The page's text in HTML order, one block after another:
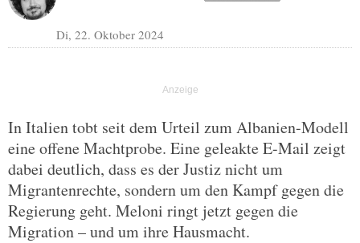
Di, 22. Oktober 2024
In Italien tobt seit dem Urteil zum Albanien-Modell
eine offene Machtprobe. Eine geleakte E-Mail zeigt
dabei deutlich, dass es der Justiz nicht um
Migrantenrechte, sondern um den Kampf gegen die
Regierung geht. Meloni ringt jetzt gegen die
Migration – und um ihre Hausmacht.